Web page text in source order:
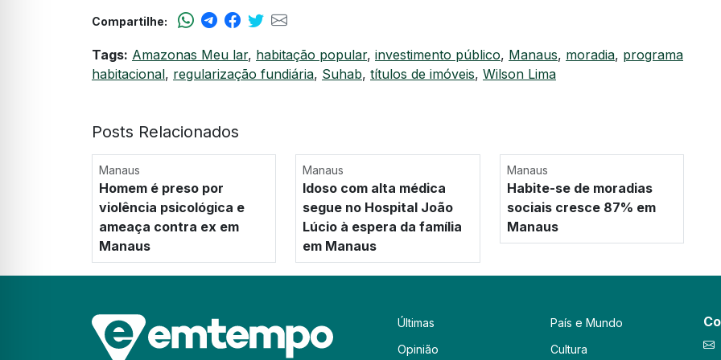
Compartilhe:
Tags: Amazonas Meu lar, habitação popular, investimento público, Manaus, moradia, programa
habitacional, regularização fundiária, Suhab, títulos de imóveis, Wilson Lima
Posts Relacionados
Manaus
Homem é preso por
violência psicológica e
ameaça contra ex em
Manaus
Manaus
Idoso com alta médica
segue no Hospital João
Lúcio à espera da família
em Manaus
Manaus
Habite-se de moradias
sociais cresce 87% em
Manaus
Últimas
Opinião
País e Mundo
Cultura